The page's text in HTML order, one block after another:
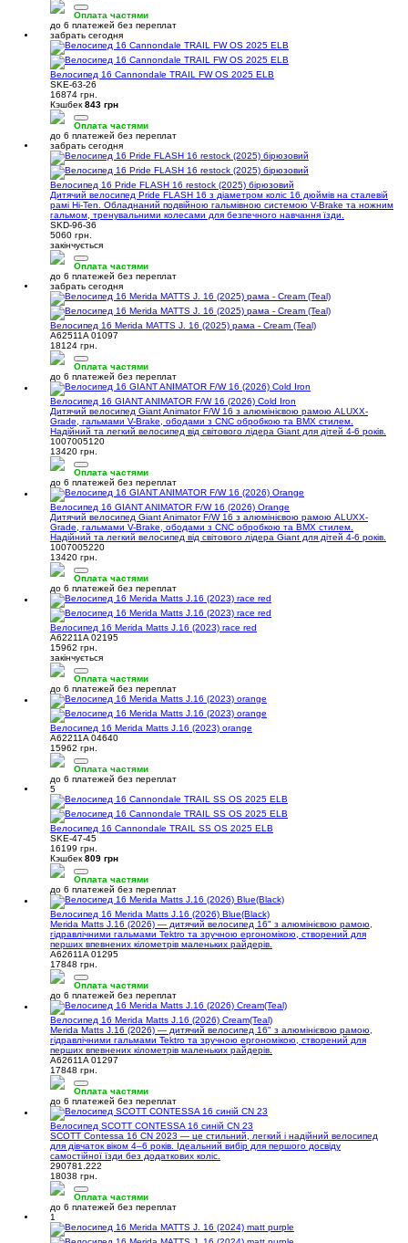
Оплата частями
до 6 платежей без переплат
забрать сегодня
Велосипед 16 Cannondale TRAIL FW OS 2025 ELB
SKE-63-26
16874 грн.
Кэшбек 843 грн
Оплата частями
до 6 платежей без переплат
забрать сегодня
Велосипед 16 Pride FLASH 16 restock (2025) бірюзовий
Дитячий велосипед Pride FLASH 16 з діаметром коліс 16 дюймів на сталевій
рамі Hi-Ten. Обладнаний подвійною гальмівною системою V-Brake та ножним
гальмом, тренувальними колесами для безпечного навчання їзди.
SKD-96-36
5060 грн.
закінчується
Оплата частями
до 6 платежей без переплат
забрать сегодня
Велосипед 16 Merida MATTS J. 16 (2025) рама - Cream (Teal)
A62511A 01097
18124 грн.
Оплата частями
до 6 платежей без переплат
Велосипед 16 GIANT ANIMATOR F/W 16 (2026) Cold Iron
Дитячий велосипед Giant Animator F/W 16 з алюмінієвою рамою ALUXX-
Grade, гальмами V-Brake, ободами з CNC обробкою та BMX стилем.
Надійний та легкий велосипед від світового лідера Giant для дітей 4-6 років.
1007005120
13420 грн.
Оплата частями
до 6 платежей без переплат
Велосипед 16 GIANT ANIMATOR F/W 16 (2026) Orange
Дитячий велосипед Giant Animator F/W 16 з алюмінієвою рамою ALUXX-
Grade, гальмами V-Brake, ободами з CNC обробкою та BMX стилем.
Надійний та легкий велосипед від світового лідера Giant для дітей 4-6 років.
1007005220
13420 грн.
Оплата частями
до 6 платежей без переплат
Велосипед 16 Merida Matts J.16 (2023) race red
A62211A 02195
15962 грн.
закінчується
Оплата частями
до 6 платежей без переплат
Велосипед 16 Merida Matts J.16 (2023) orange
A62211A 04640
15962 грн.
Оплата частями
до 6 платежей без переплат
5
Велосипед 16 Cannondale TRAIL SS OS 2025 ELB
SKE-47-45
16199 грн.
Кэшбек 809 грн
Оплата частями
до 6 платежей без переплат
Велосипед 16 Merida Matts J.16 (2026) Blue(Black)
Merida Matts J.16 (2026) — дитячий велосипед 16" з алюмінієвою рамою,
гідравлічними гальмами Tektro та зручною ергономікою, створений для
перших впевнених кілометрів маленьких райдерів.
A62611A 01295
17848 грн.
Оплата частями
до 6 платежей без переплат
Велосипед 16 Merida Matts J.16 (2026) Cream(Teal)
Merida Matts J.16 (2026) — дитячий велосипед 16" з алюмінієвою рамою,
гідравлічними гальмами Tektro та зручною ергономікою, створений для
перших впевнених кілометрів маленьких райдерів.
A62611A 01297
17848 грн.
Оплата частями
до 6 платежей без переплат
Велосипед SCOTT CONTESSA 16 синій CN 23
SCOTT Contessa 16 CN 2023 — це стильний, легкий і надійний велосипед
для дівчаток віком 4–6 років. Ідеальний вибір для першого досвіду
самостійної їзди без додаткових коліс.
290781.222
18038 грн.
Оплата частями
до 6 платежей без переплат
1